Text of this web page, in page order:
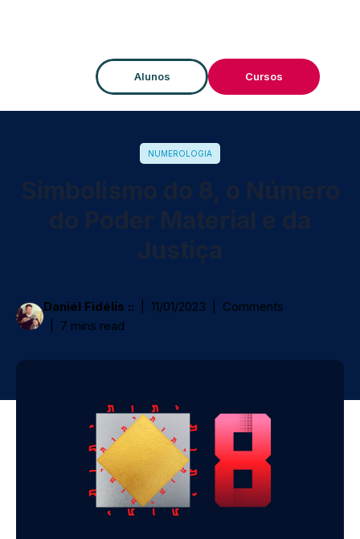
Alunos Cursos
NUMEROLOGIA
Daniél Fidélis :: 11/01/2023
Comments
7 mins read